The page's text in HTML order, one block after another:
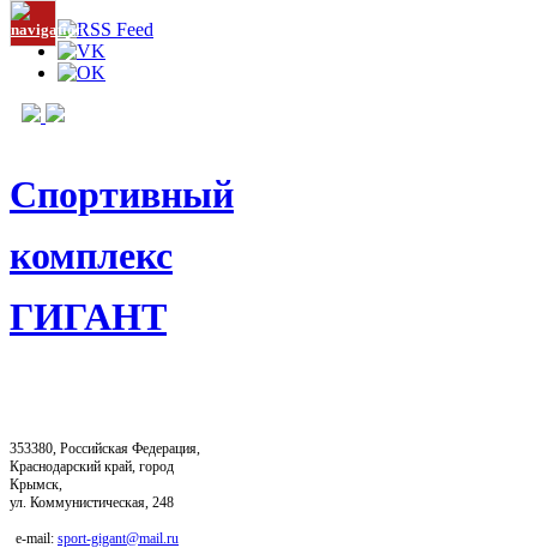
Спортивный
комплекс
ГИГАНТ
353380, Российская Федерация,
Краснодарский край, город
Крымск,
ул. Коммунистическая, 248
e-mail: sport-gigant@mail.ru